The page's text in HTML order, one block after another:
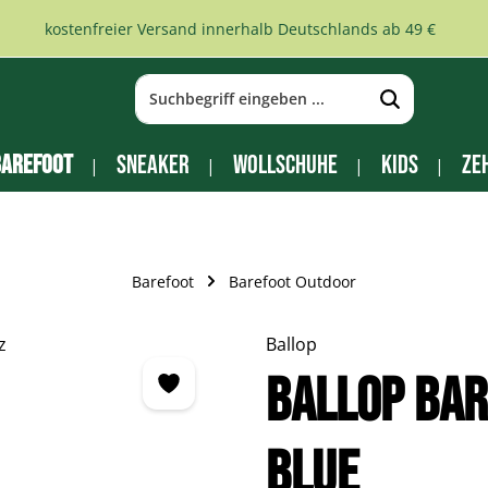
kostenfreier Versand innerhalb Deutschlands ab 49 €
Sneaker Wollschuhe Kids
Barefoot Barefoot Outdoor
Ballop
BALLOP